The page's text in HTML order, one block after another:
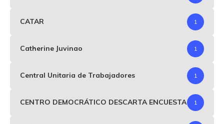
CATAR 1
Catherine Juvinao 1
Central Unitaria de Trabajadores 1
CENTRO DEMOCRÁTICO DESCARTA ENCUESTA 1